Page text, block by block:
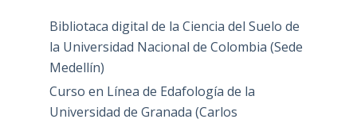
Bibliotaca digital de la Ciencia del Suelo de
la Universidad Nacional de Colombia (Sede
Medellín)
Curso en Línea de Edafología de la
Universidad de Granada (Carlos